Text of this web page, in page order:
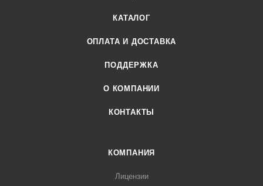
КАТАЛОГ
ОПЛАТА И ДОСТАВКА
ПОДДЕРЖКА
О КОМПАНИИ
КОНТАКТЫ
КОМПАНИЯ
Лицензии